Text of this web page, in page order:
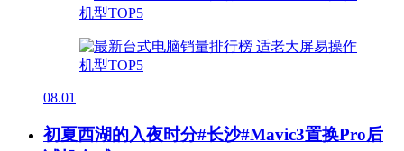
08.01
初夏西湖的入夜时分#长沙#Mavic3置换Pro后